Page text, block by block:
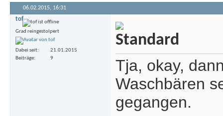
06.02.2015, 16:31
tof
Grad reingestolpert
Dabei seit
21.01.2015
Beiträge
9
Tja, okay,
Waschbären
gegangen.